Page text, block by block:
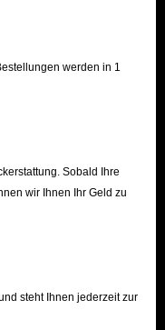
werden in 1
Sobald Ihre
wir Ihnen Ihr Geld zu
steht Ihnen jederzeit zur